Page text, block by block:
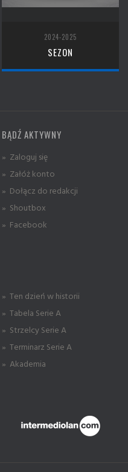
2024-2025
SEZON
BĄDŹ AKTYWNY
» Zaloguj się
» Załóż konto
» Dołącz do redakcji
» Shoutbox
» Facebook
» Ten dzień w historii
» Tabela Serie A
» Strzelcy Serie A
» Terminarz Serie A
» Akademia